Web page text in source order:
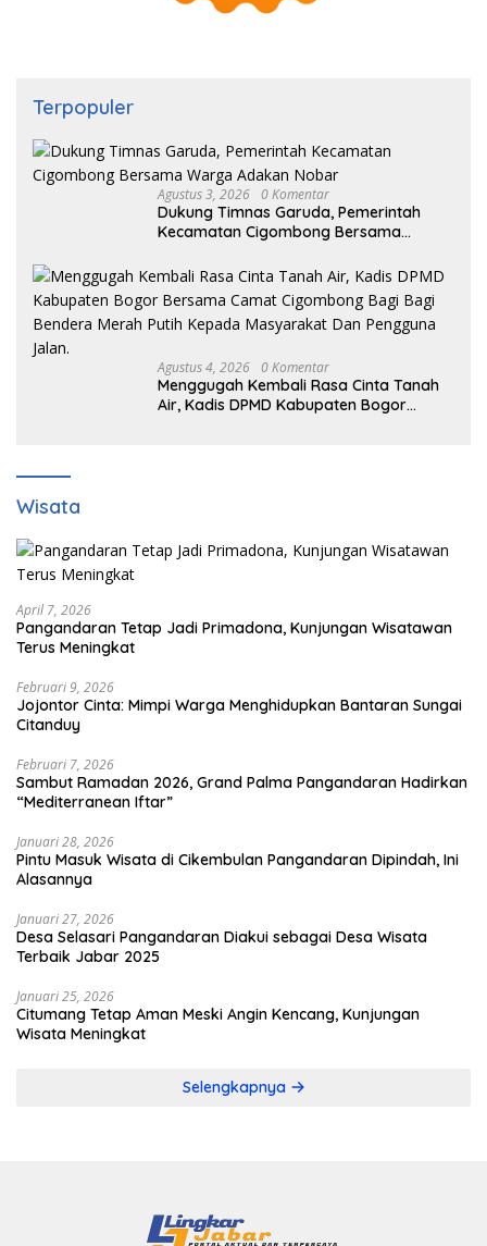
Terpopuler
Agustus 3, 2026 0 Komentar
Dukung Timnas Garuda, Pemerintah
Kecamatan Cigombong Bersama
Agustus 4, 2026 0 Komentar
Menggugah Kembali Rasa Cinta Tanah
Air, Kadis DPMD Kabupaten Bogor
Wisata
April 7, 2026
Pangandaran Tetap Jadi Primadona, Kunjungan Wisatawan
Terus Meningkat
Februari 9, 2026
Jojontor Cinta: Mimpi Warga Menghidupkan Bantaran Sungai
Citanduy
Februari 7, 2026
Sambut Ramadan 2026, Grand Palma Pangandaran Hadirkan
“Mediterranean Iftar”
Januari 28, 2026
Pintu Masuk Wisata di Cikembulan Pangandaran Dipindah, Ini
Alasannya
Januari 27, 2026
Desa Selasari Pangandaran Diakui sebagai Desa Wisata
Terbaik Jabar 2025
Januari 25, 2026
Citumang Tetap Aman Meski Angin Kencang, Kunjungan
Wisata Meningkat
Selengkapnya